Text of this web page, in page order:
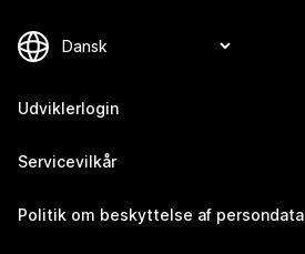
Udviklerlogin
Servicevilkår
Politik om beskyttelse af persondata